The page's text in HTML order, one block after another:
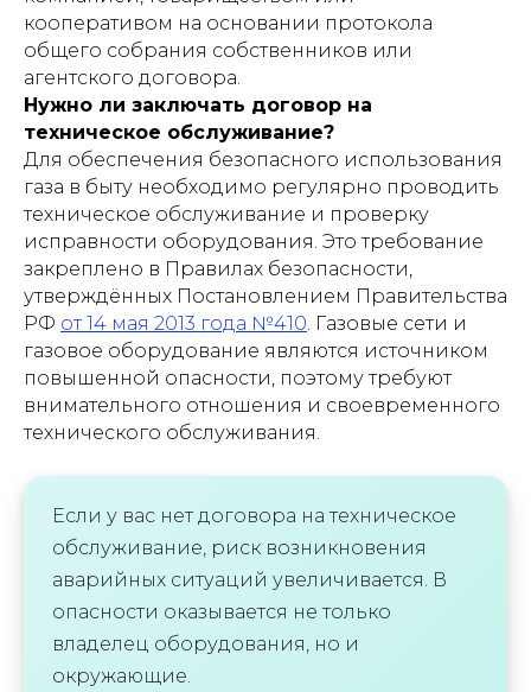
кооперативом на основании протокола
общего собрания собственников или
агентского договора.
Нужно ли заключать договор на
техническое обслуживание?
Для обеспечения безопасного использования
газа в быту необходимо регулярно проводить
техническое обслуживание и проверку
исправности оборудования. Это требование
закреплено в Правилах безопасности,
утверждённых Постановлением Правительства
РФ от 14 мая 2013 года №410 . Газовые сети и
газовое оборудование являются источником
повышенной опасности, поэтому требуют
внимательного отношения и своевременного
технического обслуживания.
Если у вас нет договора на техническое
обслуживание, риск возникновения
аварийных ситуаций увеличивается. В
опасности оказывается не только
владелец оборудования, но и
окружающие.